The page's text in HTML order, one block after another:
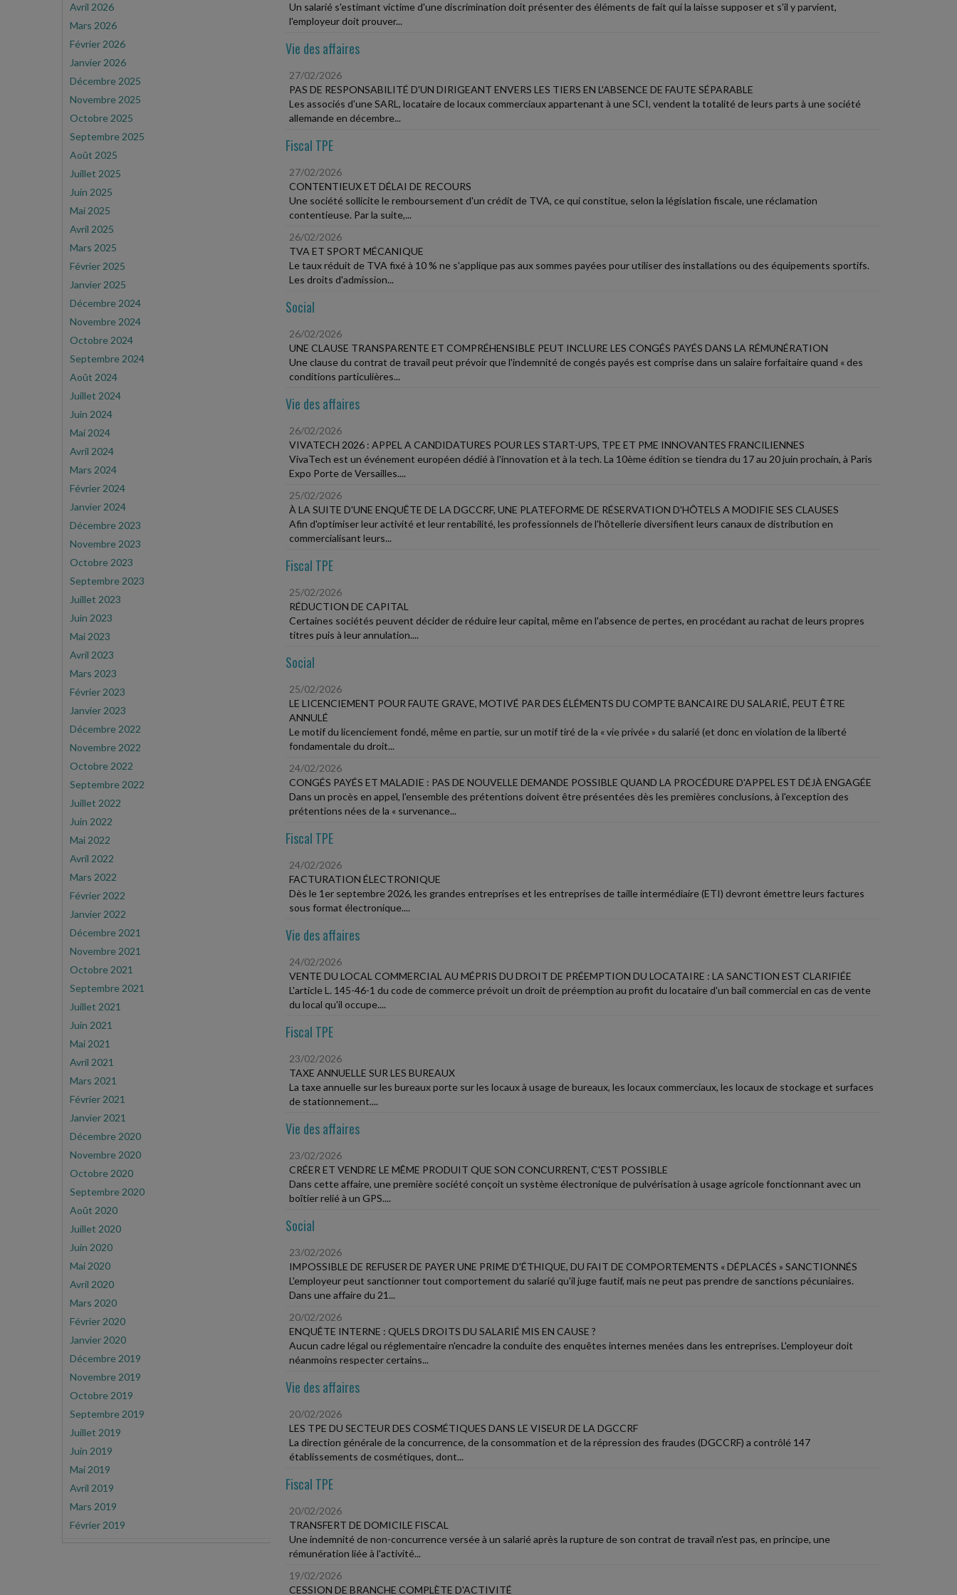
Avril 2026
Mars 2026
Février 2026
Janvier 2026
Décembre 2025
Novembre 2025
Octobre 2025
Septembre 2025
Août 2025
Juillet 2025
Juin 2025
Mai 2025
Avril 2025
Mars 2025
Février 2025
Janvier 2025
Décembre 2024
Novembre 2024
Octobre 2024
Septembre 2024
Août 2024
Juillet 2024
Juin 2024
Mai 2024
Avril 2024
Mars 2024
Février 2024
Janvier 2024
Décembre 2023
Novembre 2023
Octobre 2023
Septembre 2023
Juillet 2023
Juin 2023
Mai 2023
Avril 2023
Mars 2023
Février 2023
Janvier 2023
Décembre 2022
Novembre 2022
Octobre 2022
Septembre 2022
Juillet 2022
Juin 2022
Mai 2022
Avril 2022
Mars 2022
Février 2022
Janvier 2022
Décembre 2021
Novembre 2021
Octobre 2021
Septembre 2021
Juillet 2021
Juin 2021
Mai 2021
Avril 2021
Mars 2021
Février 2021
Janvier 2021
Décembre 2020
Novembre 2020
Octobre 2020
Septembre 2020
Août 2020
Juillet 2020
Juin 2020
Mai 2020
Avril 2020
Mars 2020
Février 2020
Janvier 2020
Décembre 2019
Novembre 2019
Octobre 2019
Septembre 2019
Juillet 2019
Juin 2019
Mai 2019
Avril 2019
Mars 2019
Février 2019
Un salarié s'estimant victime d'une discrimination doit présenter des éléments de fait qui la laisse supposer et s'il y parvient,
l'employeur doit prouver...
Vie des affaires
27/02/2026
PAS DE RESPONSABILITÉ D'UN DIRIGEANT ENVERS LES TIERS EN L'ABSENCE DE FAUTE SÉPARABLE
Les associés d'une SARL, locataire de locaux commerciaux appartenant à une SCI, vendent la totalité de leurs parts à une société
allemande en décembre...
Fiscal TPE
27/02/2026
CONTENTIEUX ET DÉLAI DE RECOURS
Une société sollicite le remboursement d'un crédit de TVA, ce qui constitue, selon la législation fiscale, une réclamation
contentieuse. Par la suite,...
26/02/2026
TVA ET SPORT MÉCANIQUE
Le taux réduit de TVA fixé à 10 % ne s'applique pas aux sommes payées pour utiliser des installations ou des équipements sportifs.
Les droits d'admission...
Social
26/02/2026
UNE CLAUSE TRANSPARENTE ET COMPRÉHENSIBLE PEUT INCLURE LES CONGÉS PAYÉS DANS LA RÉMUNÉRATION
Une clause du contrat de travail peut prévoir que l'indemnité de congés payés est comprise dans un salaire forfaitaire quand « des
conditions particulières...
Vie des affaires
26/02/2026
VIVATECH 2026 : APPEL A CANDIDATURES POUR LES START-UPS, TPE ET PME INNOVANTES FRANCILIENNES
VivaTech est un événement européen dédié à l'innovation et à la tech. La 10ème édition se tiendra du 17 au 20 juin prochain, à Paris
Expo Porte de Versailles....
25/02/2026
À LA SUITE D'UNE ENQUÊTE DE LA DGCCRF, UNE PLATEFORME DE RÉSERVATION D'HÔTELS A MODIFIE SES CLAUSES
Afin d'optimiser leur activité et leur rentabilité, les professionnels de l'hôtellerie diversifient leurs canaux de distribution en
commercialisant leurs...
Fiscal TPE
25/02/2026
RÉDUCTION DE CAPITAL
Certaines sociétés peuvent décider de réduire leur capital, même en l'absence de pertes, en procédant au rachat de leurs propres
titres puis à leur annulation....
Social
25/02/2026
LE LICENCIEMENT POUR FAUTE GRAVE, MOTIVÉ PAR DES ÉLÉMENTS DU COMPTE BANCAIRE DU SALARIÉ, PEUT ÊTRE
ANNULÉ
Le motif du licenciement fondé, même en partie, sur un motif tiré de la « vie privée » du salarié (et donc en violation de la liberté
fondamentale du droit...
24/02/2026
CONGÉS PAYÉS ET MALADIE : PAS DE NOUVELLE DEMANDE POSSIBLE QUAND LA PROCÉDURE D'APPEL EST DÉJÀ ENGAGÉE
Dans un procès en appel, l'ensemble des prétentions doivent être présentées dès les premières conclusions, à l'exception des
prétentions nées de la « survenance...
Fiscal TPE
24/02/2026
FACTURATION ÉLECTRONIQUE
Dès le 1er septembre 2026, les grandes entreprises et les entreprises de taille intermédiaire (ETI) devront émettre leurs factures
sous format électronique....
Vie des affaires
24/02/2026
VENTE DU LOCAL COMMERCIAL AU MÉPRIS DU DROIT DE PRÉEMPTION DU LOCATAIRE : LA SANCTION EST CLARIFIÉE
L'article L. 145-46-1 du code de commerce prévoit un droit de préemption au profit du locataire d'un bail commercial en cas de vente
du local qu'il occupe....
Fiscal TPE
23/02/2026
TAXE ANNUELLE SUR LES BUREAUX
La taxe annuelle sur les bureaux porte sur les locaux à usage de bureaux, les locaux commerciaux, les locaux de stockage et surfaces
de stationnement....
Vie des affaires
23/02/2026
CRÉER ET VENDRE LE MÊME PRODUIT QUE SON CONCURRENT, C'EST POSSIBLE
Dans cette affaire, une première société conçoit un système électronique de pulvérisation à usage agricole fonctionnant avec un
boîtier relié à un GPS....
Social
23/02/2026
IMPOSSIBLE DE REFUSER DE PAYER UNE PRIME D'ÉTHIQUE, DU FAIT DE COMPORTEMENTS « DÉPLACÉS » SANCTIONNÉS
L'employeur peut sanctionner tout comportement du salarié qu'il juge fautif, mais ne peut pas prendre de sanctions pécuniaires.
Dans une affaire du 21...
20/02/2026
ENQUÊTE INTERNE : QUELS DROITS DU SALARIÉ MIS EN CAUSE ?
Aucun cadre légal ou réglementaire n'encadre la conduite des enquêtes internes menées dans les entreprises. L'employeur doit
néanmoins respecter certains...
Vie des affaires
20/02/2026
LES TPE DU SECTEUR DES COSMÉTIQUES DANS LE VISEUR DE LA DGCCRF
La direction générale de la concurrence, de la consommation et de la répression des fraudes (DGCCRF) a contrôlé 147
établissements de cosmétiques, dont...
Fiscal TPE
20/02/2026
TRANSFERT DE DOMICILE FISCAL
Une indemnité de non-concurrence versée à un salarié après la rupture de son contrat de travail n'est pas, en principe, une
rémunération liée à l'activité...
19/02/2026
CESSION DE BRANCHE COMPLÈTE D'ACTIVITÉ